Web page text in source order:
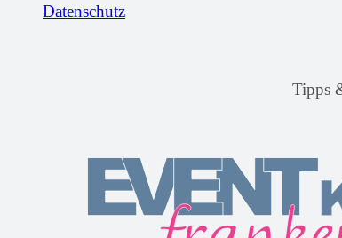
Datenschutz
Tipps